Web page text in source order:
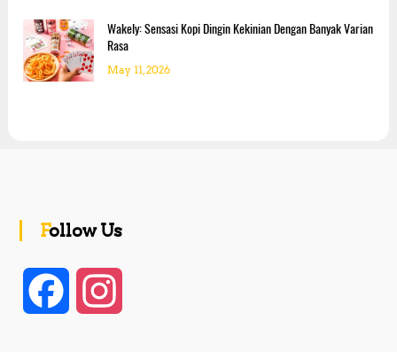
Wakely: Sensasi Kopi Dingin Kekinian Dengan Banyak Varian
Rasa
May 11, 2026
Follow Us